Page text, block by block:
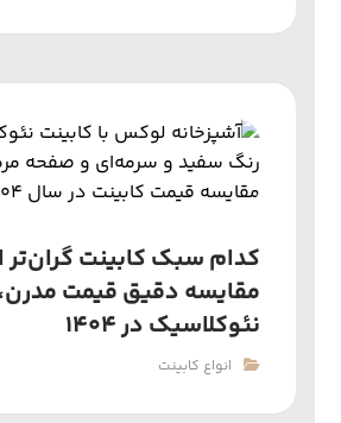
کدام سبک کابینت
مقایسه دقیق قیمت
نئوکلاسیک در ۱۴۰۴
انواع کابینت